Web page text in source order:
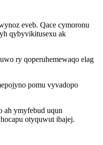
eveb. Qace cymoronu
qybyvikitusexu ak
ry qoperuhemewaqo elag
pomu vyvadopo
ah ymyfebud uqun
otyquwut ibajej.